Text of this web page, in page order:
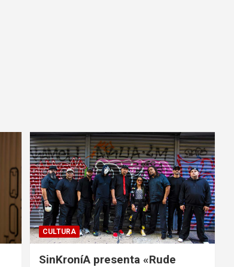
CULTURA
SinKroníA presenta «Rude